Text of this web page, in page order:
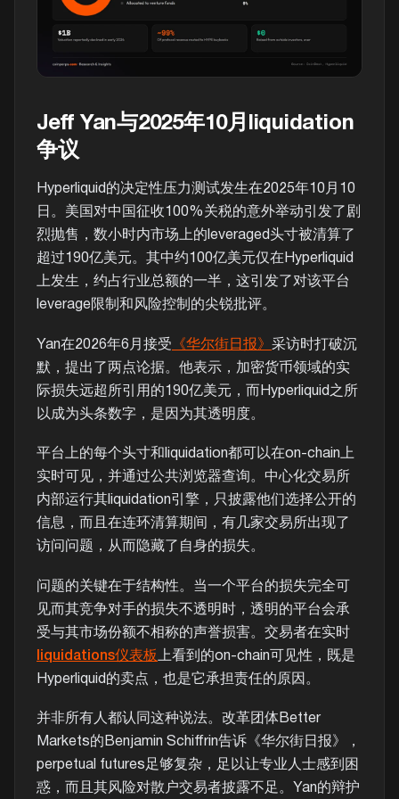
Jeff Yan与2025年10月liquidation
争议
Hyperliquid的决定性压力测试发生在2025年10月10
日。美国对中国征收100%关税的意外举动引发了剧
烈抛售，数小时内市场上的leveraged头寸被清算了
超过190亿美元。其中约100亿美元仅在Hyperliquid
上发生，约占行业总额的一半，这引发了对该平台
leverage限制和风险控制的尖锐批评。
Yan在2026年6月接受 《华尔街日报》 采访时打破沉
默，提出了两点论据。他表示，加密货币领域的实
际损失远超所引用的190亿美元，而Hyperliquid之所
以成为头条数字，是因为其透明度。
平台上的每个头寸和liquidation都可以在on-chain上
实时可见，并通过公共浏览器查询。中心化交易所
内部运行其liquidation引擎，只披露他们选择公开的
信息，而且在连环清算期间，有几家交易所出现了
访问问题，从而隐藏了自身的损失。
问题的关键在于结构性。当一个平台的损失完全可
见而其竞争对手的损失不透明时，透明的平台会承
受与其市场份额不相称的声誉损害。交易者在实时
liquidations仪表板
上看到的on-chain可见性，既是
Hyperliquid的卖点，也是它承担责任的原因。
并非所有人都认同这种说法。改革团体Better
Markets的Benjamin Schiffrin告诉《华尔街日报》，
perpetual futures足够复杂，足以让专业人士感到困
惑，而且其风险对散户交易者披露不足。Yan的辩护